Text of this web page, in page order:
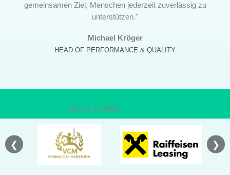
gemeinsamen Ziel, Menschen jederzeit zuverlässig zu
unterstützen."
Michael Kröger
HEAD OF PERFORMANCE & QUALITY
Unsere Kunden
❮ ❯